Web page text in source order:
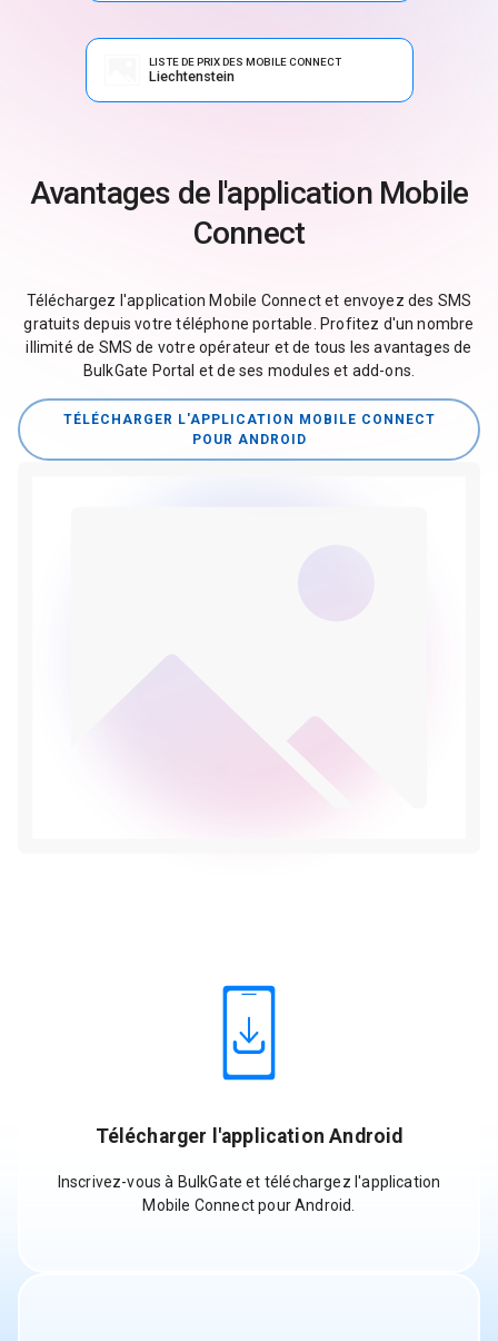
LISTE DE PRIX DES MOBILE CONNECT
Liechtenstein
Avantages de l'application Mobile
Connect
Téléchargez l'application Mobile Connect et envoyez des SMS
gratuits depuis votre téléphone portable. Profitez d'un nombre
illimité de SMS de votre opérateur et de tous les avantages de
BulkGate Portal et de ses modules et add-ons.
TÉLÉCHARGER L'APPLICATION MOBILE CONNECT
POUR ANDROID
Télécharger l'application Android
Inscrivez-vous à BulkGate et téléchargez l'application
Mobile Connect pour Android.